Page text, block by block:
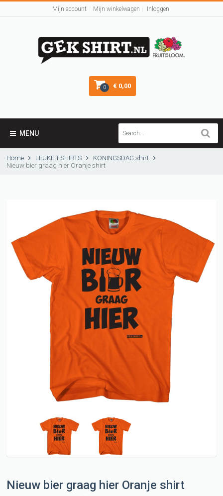
Mijn account Mijn winkelwagen Inloggen
0 € 0,00
MENU
Home LEUKE T-SHIRTS
KONINGSDAG shirt
Nieuw bier graag hier Oranje shirt
Nieuw bier graag hier Oranje shirt